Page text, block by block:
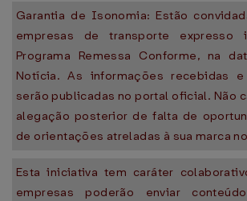
Garantia de Isonomia: Estão
empresas de transporte expresso
Programa Remessa Conforme, na
Notícia. As informações recebidas
serão publicadas no portal oficial. Não
alegação posterior de falta de
de orientações atreladas à sua marca
Esta iniciativa tem caráter
empresas poderão enviar